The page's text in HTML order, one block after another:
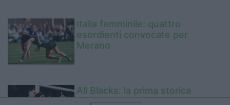
Italia femminile: quattro
esordienti convocate per
Merano
All Blacks: la prima storica
formazione per la Great Rivalry